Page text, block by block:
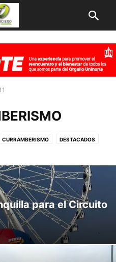
CURRAMBERISMO DESTACADOS
INNOVACION NOTICIAS
PERSONAJES TECNOLOGÍA
para el Circuito